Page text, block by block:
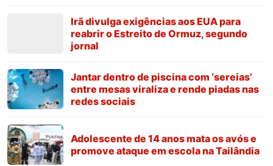
Irã divulga exigências aos EUA para
reabrir o Estreito de Ormuz, segundo
jornal
Jantar dentro de piscina com ‘sereias’
entre mesas viraliza e rende piadas nas
redes sociais
Adolescente de 14 anos mata os avós e
promove ataque em escola na Tailândia